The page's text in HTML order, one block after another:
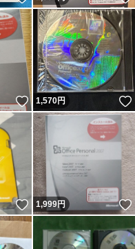
いいね！
1,570円
いいね！
1,999円